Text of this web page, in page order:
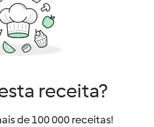
receita?
de 100 000 receitas!